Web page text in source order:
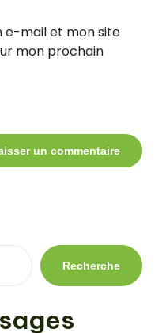
e-mail et mon site
mon prochain
Recherche